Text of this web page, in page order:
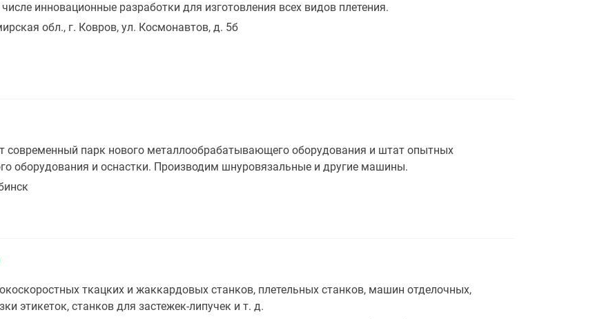
инновационные разработки для изготовления всех видов плетения.
обл., г. Ковров, ул. Космонавтов, д. 5б
современный парк нового металлообрабатывающего оборудования и штат опытных
оборудования и оснастки. Производим шнуровязальные и другие машины.
ткацких и жаккардовых станков, плетельных станков, машин отделочных,
этикеток, станков для застежек-липучек и т. д.